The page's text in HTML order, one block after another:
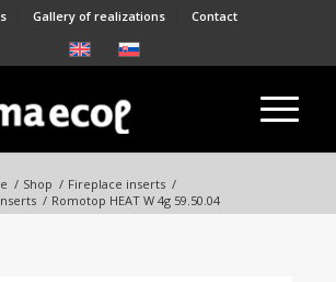
Gallery of realizations Contact
/ Shop / Fireplace inserts /
/ Romotop HEAT W 4g 59.50.04